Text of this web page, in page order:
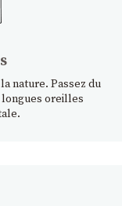
nature. Passez du
longues oreilles